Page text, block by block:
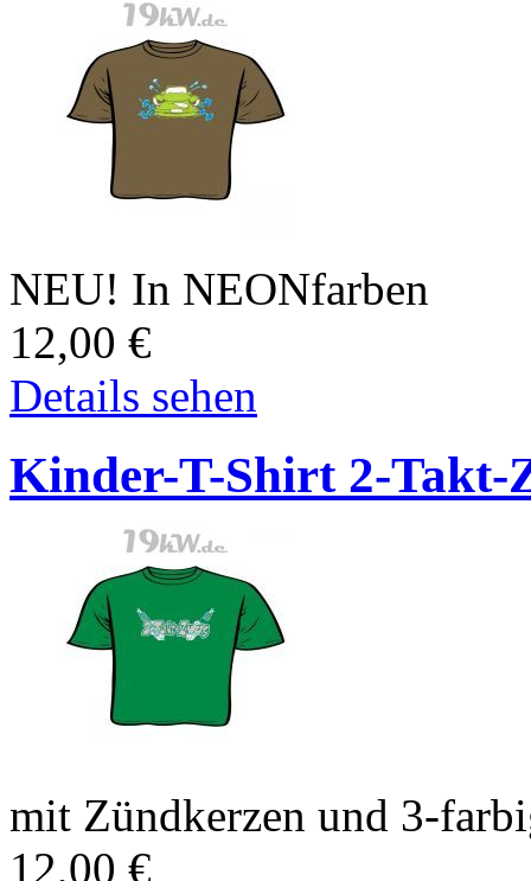
NEU! In NEONfarben
12,00 €
Details sehen
Kinder-T-Shirt 2-Takt-
mit Zündkerzen und 3-
12,00 €